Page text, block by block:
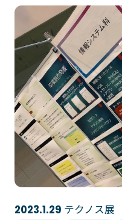
卒業生の紹介
キャンパスラ
イベント・行事
キャンパスマップ
校外施設
入学のご案内
5つの入学方法
募集要項
学費・教材費
外国人留学生入学のご
2023.1.29 テクノス展